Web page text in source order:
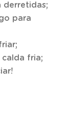
derretidas;
para
calda fria;